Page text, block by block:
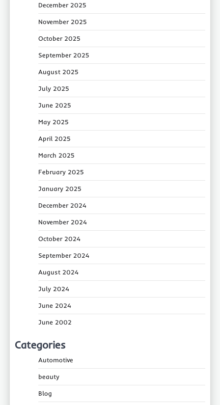
December 2025
November 2025
October 2025
September 2025
August 2025
July 2025
June 2025
May 2025
April 2025
March 2025
February 2025
January 2025
December 2024
November 2024
October 2024
September 2024
August 2024
July 2024
June 2024
June 2002
Categories
Automotive
beauty
Blog